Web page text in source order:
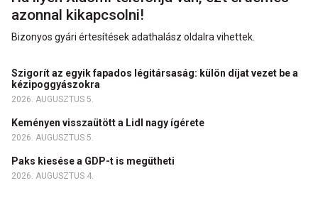
azonnal kikapcsolni!
Bizonyos gyári értesítések adathalász oldalra vihettek.
Szigorít az egyik fapados légitársaság: külön díjat vezet be a
kézipoggyászokra
2026. AUGUSZTUS 5.
Keményen visszaütött a Lidl nagy ígérete
2026. AUGUSZTUS 5.
Paks kiesése a GDP-t is megütheti
2026. AUGUSZTUS 4.